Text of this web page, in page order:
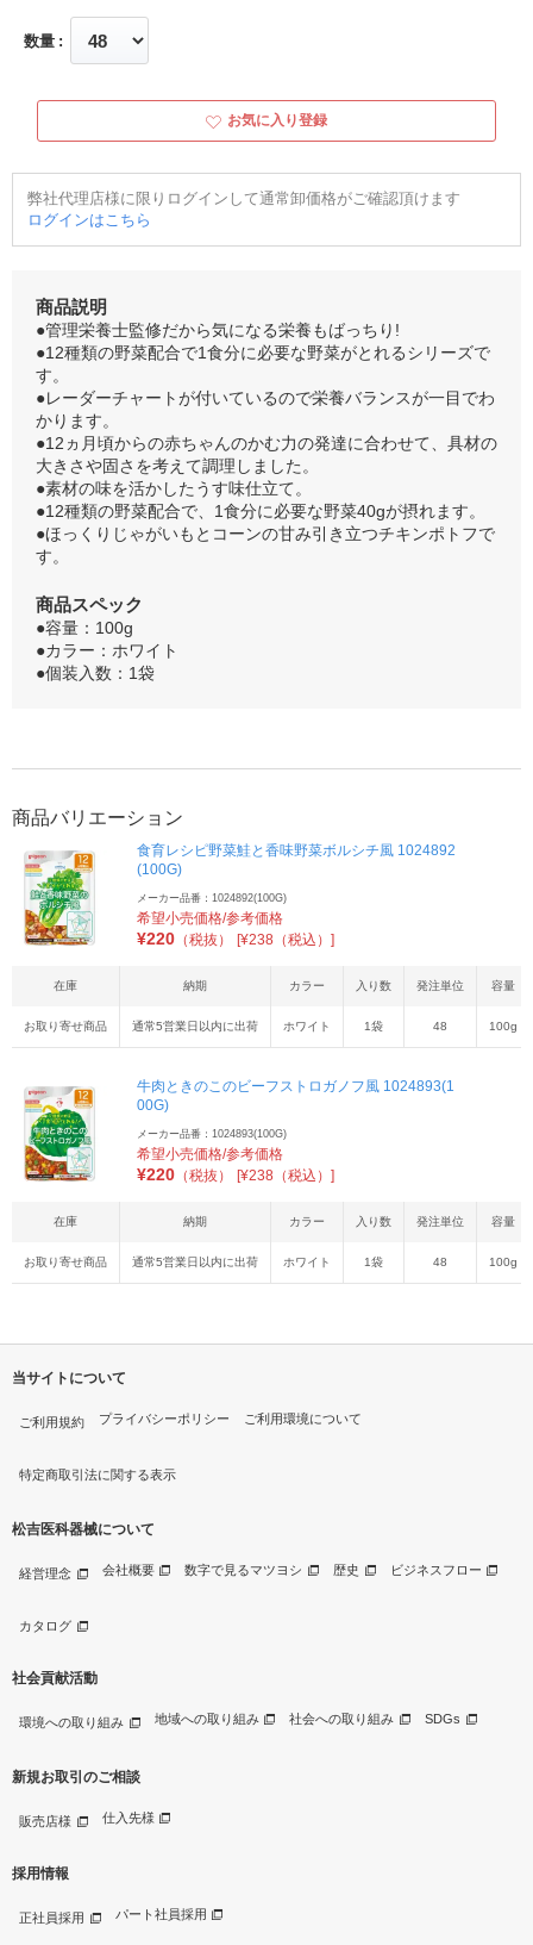
数量
お気に入り登録
弊社代理店様に限りログインして通常卸価格がご確認頂けます
ログインはこちら
商品説明
●管理栄養士監修だから気になる栄養もばっちり!
●12種類の野菜配合で1食分に必要な野菜がとれるシリーズで
す。
●レーダーチャートが付いているので栄養バランスが一目でわ
かります。
●12ヵ月頃からの赤ちゃんのかむ力の発達に合わせて、具材の
大きさや固さを考えて調理しました。
●素材の味を活かしたうす味仕立て。
●12種類の野菜配合で、1食分に必要な野菜40gが摂れます。
●ほっくりじゃがいもとコーンの甘み引き立つチキンポトフで
す。
商品スペック
●容量：100g
●カラー：ホワイト
●個装入数：1袋
商品バリエーション
食育レシピ野菜鮭と香味野菜ボルシチ風 1024892
(100G)
メーカー品番：1024892(100G)
希望小売価格/参考価格
¥220 （税抜） [¥238（税込）]
在庫 納期 カラー 入り数 発注単位 容量
お取り寄せ商品 通常5営業日以内に出荷 ホワイト 1袋 48 100g
牛肉ときのこのビーフストロガノフ風 1024893(1
00G)
メーカー品番：1024893(100G)
希望小売価格/参考価格
¥220 （税抜） [¥238（税込）]
在庫 納期 カラー 入り数 発注単位 容量
お取り寄せ商品 通常5営業日以内に出荷 ホワイト 1袋 48 100g
当サイトについて
ご利用規約 プライバシーポリシー ご利用環境について
特定商取引法に関する表示
松吉医科器械について
経営理念 会社概要 数字で見るマツヨシ 歴史 ビジネスフロー
カタログ
社会貢献活動
環境への取り組み 地域への取り組み 社会への取り組み SDGs
新規お取引のご相談
販売店様 仕入先様
採用情報
正社員採用 パート社員採用